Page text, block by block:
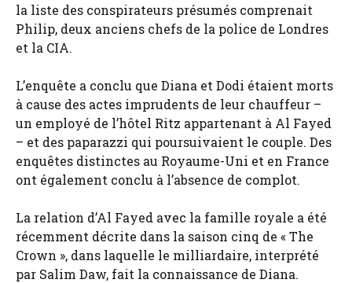
la liste des conspirateurs présumés comprenait
Philip, deux anciens chefs de la police de Londres
et la CIA.
L’enquête a conclu que Diana et Dodi étaient morts
à cause des actes imprudents de leur chauffeur –
un employé de l’hôtel Ritz appartenant à Al Fayed
– et des paparazzi qui poursuivaient le couple. Des
enquêtes distinctes au Royaume-Uni et en France
ont également conclu à l’absence de complot.
La relation d’Al Fayed avec la famille royale a été
récemment décrite dans la saison cinq de « The
Crown », dans laquelle le milliardaire, interprété
par Salim Daw, fait la connaissance de Diana.